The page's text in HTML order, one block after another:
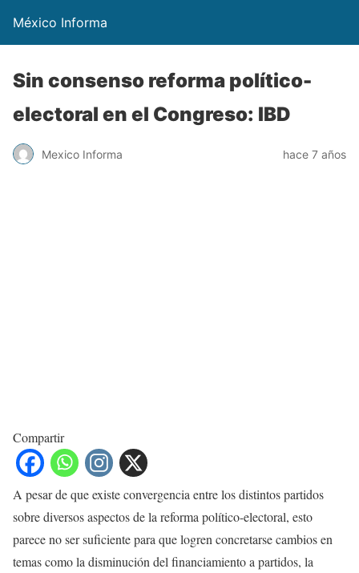
México Informa
Sin consenso reforma político-
electoral en el Congreso: IBD
Mexico Informa hace 7 años
Compartir
A pesar de que existe convergencia entre los distintos partidos
sobre diversos aspectos de la reforma político-electoral, esto
parece no ser suficiente para que logren concretarse cambios en
temas como la disminución del financiamiento a partidos, la